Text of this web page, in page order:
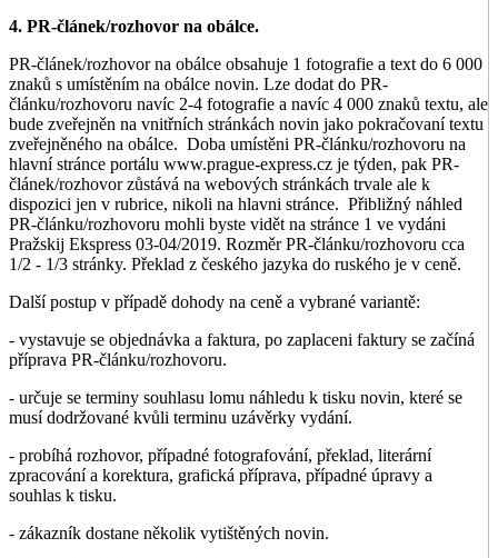
4. PR-článek/rozhovor na obálce.
PR-článek/rozhovor na obálce obsahuje 1 fotografie a text do 6 000
znaků s umístěním na obálce novin. Lze dodat do PR-
článku/rozhovoru navíc 2-4 fotografie a navíc 4 000 znaků textu, ale
bude zveřejněn na vnitřních stránkách novin jako pokračovaní textu
zveřejněného na obálce. Doba umístěni PR-článku/rozhovoru na
hlavní stránce portálu www.prague-express.cz je týden, pak PR-
článek/rozhovor zůstává na webových stránkách trvale ale k
dispozici jen v rubrice, nikoli na hlavni stránce. Přibližný náhled
PR-článku/rozhovoru mohli byste vidět na stránce 1 ve vydáni
Pražskij Ekspress 03-04/2019. Rozměr PR-článku/rozhovoru cca
1/2 - 1/3 stránky. Překlad z českého jazyka do ruského je v ceně.
Další postup v případě dohody na ceně a vybrané variantě:
- vystavuje se objednávka a faktura, po zaplaceni faktury se začíná
příprava PR-článku/rozhovoru.
- určuje se terminy souhlasu lomu náhledu k tisku novin, které se
musí dodržované kvůli terminu uzávěrky vydání.
- probíhá rozhovor, případné fotografování, překlad, literární
zpracování a korektura, grafická příprava, případné úpravy a
souhlas k tisku.
- zákazník dostane několik vytištěných novin.